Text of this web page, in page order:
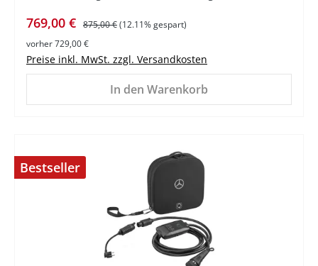
Verkaufspreis:
769,00 € Regulärer Preis:
875,00 €(12.11% gespart)
vorher 729,00 €
Preise inkl. MwSt. zzgl. Versandkosten
In den Warenkorb
Bestseller